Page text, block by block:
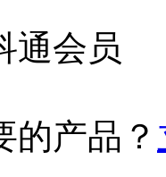
通会员
的产品？